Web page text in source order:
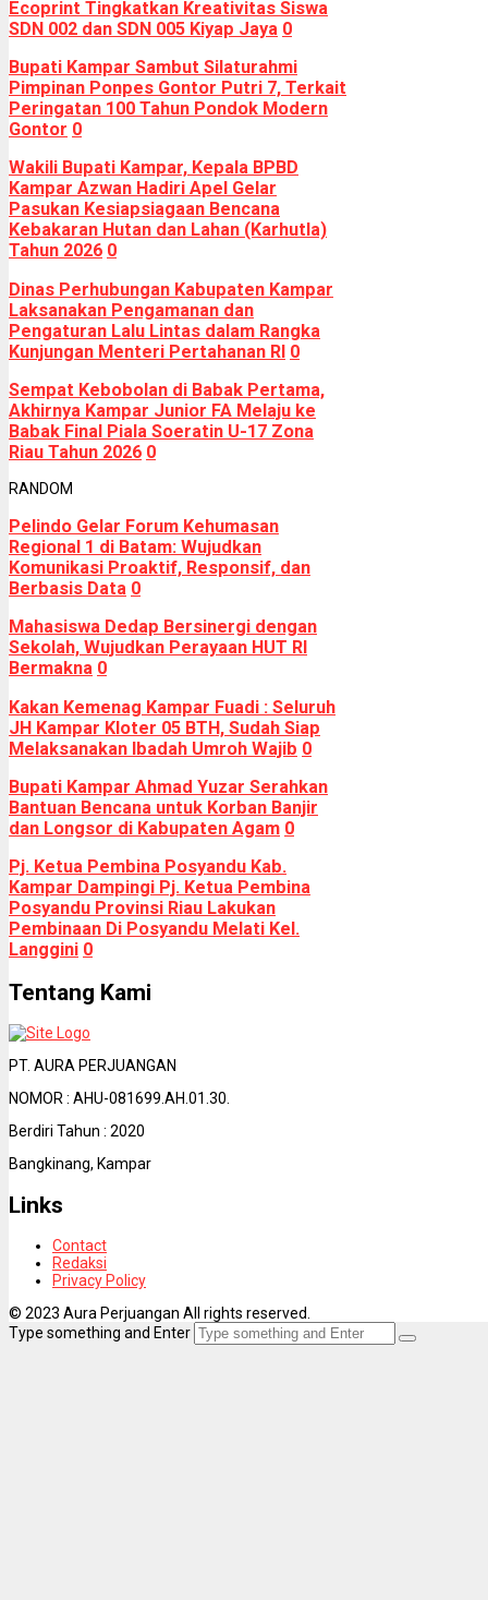
Ecoprint Tingkatkan Kreativitas Siswa
SDN 002 dan SDN 005 Kiyap Jaya 0
Bupati Kampar Sambut Silaturahmi
Pimpinan Ponpes Gontor Putri 7, Terkait
Peringatan 100 Tahun Pondok Modern
Gontor 0
Wakili Bupati Kampar, Kepala BPBD
Kampar Azwan Hadiri Apel Gelar
Pasukan Kesiapsiagaan Bencana
Kebakaran Hutan dan Lahan (Karhutla)
Tahun 2026 0
Dinas Perhubungan Kabupaten Kampar
Laksanakan Pengamanan dan
Pengaturan Lalu Lintas dalam Rangka
Kunjungan Menteri Pertahanan RI 0
Sempat Kebobolan di Babak Pertama,
Akhirnya Kampar Junior FA Melaju ke
Babak Final Piala Soeratin U-17 Zona
Riau Tahun 2026 0
RANDOM
Pelindo Gelar Forum Kehumasan
Regional 1 di Batam: Wujudkan
Komunikasi Proaktif, Responsif, dan
Berbasis Data 0
Mahasiswa Dedap Bersinergi dengan
Sekolah, Wujudkan Perayaan HUT RI
Bermakna 0
Kakan Kemenag Kampar Fuadi : Seluruh
JH Kampar Kloter 05 BTH, Sudah Siap
Melaksanakan Ibadah Umroh Wajib 0
Bupati Kampar Ahmad Yuzar Serahkan
Bantuan Bencana untuk Korban Banjir
dan Longsor di Kabupaten Agam 0
Pj. Ketua Pembina Posyandu Kab.
Kampar Dampingi Pj. Ketua Pembina
Posyandu Provinsi Riau Lakukan
Pembinaan Di Posyandu Melati Kel.
Langgini 0
Tentang Kami
PT. AURA PERJUANGAN
NOMOR : AHU-081699.AH.01.30.
Berdiri Tahun : 2020
Bangkinang, Kampar
Links
Contact
Redaksi
Privacy Policy
© 2023 Aura Perjuangan All rights reserved.
Type something and Enter